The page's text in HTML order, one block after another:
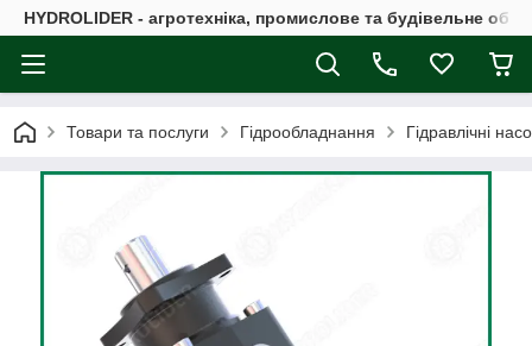
HYDROLIDER - агротехніка, промислове та будівельне
Товари та послуги Гідрообладнання Гідравлічні